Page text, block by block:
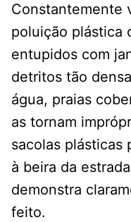
Constantemente
poluição
entupidos com
detritos tão
água, praias
as tornam
sacolas plásticas
à beira da
demonstra
feito.